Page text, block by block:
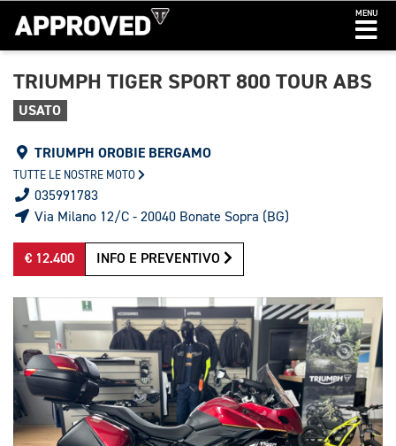
MENU
TRIUMPH TIGER SPORT 800 TOUR ABS
USATO
TRIUMPH OROBIE BERGAMO
TUTTE LE NOSTRE MOTO
035991783
Via Milano 12/C - 20040 Bonate Sopra (BG)
€ 12.400 INFO E PREVENTIVO